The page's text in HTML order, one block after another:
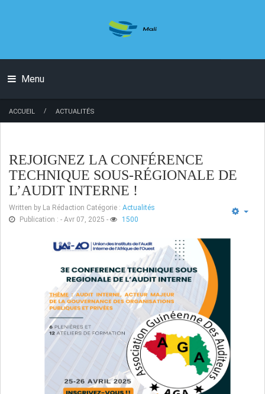
Menu
ACCUEIL / ACTUALITÉS
REJOIGNEZ LA CONFÉRENCE
TECHNIQUE SOUS-RÉGIONALE DE
L’AUDIT INTERNE !
Written by La Rédaction Catégorie : Actualités
Publication : - Avr 07, 2025 - 1500